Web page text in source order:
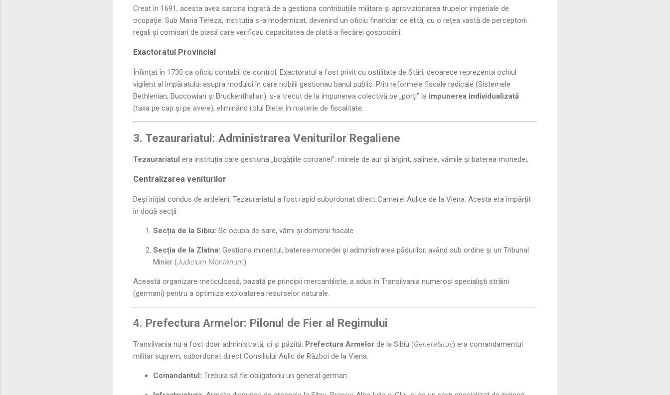
Creat în 1691, acesta avea sarcina ingrată de a gestiona contribuțiile militare și aprovizionarea trupelor imperiale de
ocupație. Sub Maria Tereza, instituția s-a modernizat, devenind un oficiu financiar de elită, cu o rețea vastă de perceptorii
regali și comisari de plasă care verificau capacitatea de plată a fiecărei gospodării.
Exactoratul Provincial
Înființat în 1730 ca oficiu contabil de control, Exactoratul a fost privit cu ostilitate de Stări, deoarece reprezenta ochiul
vigilent al împăratului asupra modului în care nobilii gestionau banul public. Prin reformele fiscale radicale (Sistemele
Bethlenian, Buccowian și Bruckenthalian), s-a trecut de la impunerea colectivă pe „porți” la impunerea individualizată
(taxa pe cap și pe avere), eliminând rolul Dietei în materie de fiscalitate.
3. Tezaurariatul: Administrarea Veniturilor Regaliene
Tezaurariatul era instituția care gestiona „bogățiile coroanei”: minele de aur și argint, salinele, vămile și baterea monedei.
Centralizarea veniturilor
Deși inițial condus de ardeleni, Tezaurariatul a fost rapid subordonat direct Camerei Aulice de la Viena. Acesta era împărțit
în două secții:
Secția de la Sibiu: Se ocupa de sare, vămi și domenii fiscale.
Secția de la Zlatna: Gestiona mineritul, baterea monedei și administrarea pădurilor, având sub ordine și un Tribunal
Minier (Judicium Montanum).
Această organizare meticuloasă, bazată pe principii mercantiliste, a adus în Transilvania numeroși specialiști străini
(germani) pentru a optimiza exploatarea resurselor naturale.
4. Prefectura Armelor: Pilonul de Fier al Regimului
Transilvania nu a fost doar administrată, ci și păzită. Prefectura Armelor de la Sibiu (Generalatus) era comandamentul
militar suprem, subordonat direct Consiliului Aulic de Război de la Viena.
Comandantul: Trebuia să fie obligatoriu un general german.